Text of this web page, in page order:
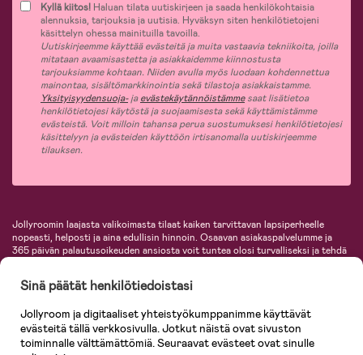
Kyllä kiitos! Haluan tilata uutiskirjeen ja saada henkilökohtaisia
alennuksia, tarjouksia ja uutisia. Hyväksyn siten henkilötietojeni
käsittelyn ohessa mainituilla tavoilla.
Uutiskirjeemme käyttää evästeitä ja muita vastaavia tekniikoita, joilla
mitataan avaamisastetta ja asiakkaidemme kiinnostusta
tarjouksiamme kohtaan. Niiden avulla myös luodaan kohdennettua
mainontaa, sisältömarkkinointia sekä tilastoja asiakkaistamme.
Yksityisyydensuoja-jaevästekäytännöistämmesaat lisätietoa
henkilötietojesi käytöstä ja suojaamisesta sekä käyttämistämme
evästeistä. Voit milloin tahansa perua suostumuksesi henkilötietojesi
käsittelyyn ja evästeiden käyttöön irtisanomalla uutiskirjeemme
tilauksen.
Jollyroomin laajasta valikoimasta tilaat kaiken tarvittavan lapsiperheelle
nopeasti, helposti ja aina edullisin hinnoin. Osaavan asiakaspalvelumme ja
365 päivän palautusoikeuden ansiosta voit tuntea olosi turvalliseksi ja tehdä
vaatteet vauvoille ja lapsille, inspiroivia sisustustuotteita lastenhuoneeseen,
lastentarvikkeita sekä paljon muuta. Meiltä löydät lukuisia tunnettuja
KidKraft, Ergobaby, Philips Avent, Neonate, Cybex, LEGO ja monia muita!
Tervetuloa shoppailemaan Pohjoismaiden suurimpaan lastentarvikkeiden
verkkokauppaan!
Sinä päätät henkilötiedoistasi
Jollyroom ja digitaaliset yhteistyökumppanimme käyttävät
evästeitä tällä verkkosivulla. Jotkut näistä ovat sivuston
toiminnalle välttämättömiä. Seuraavat evästeet ovat sinulle